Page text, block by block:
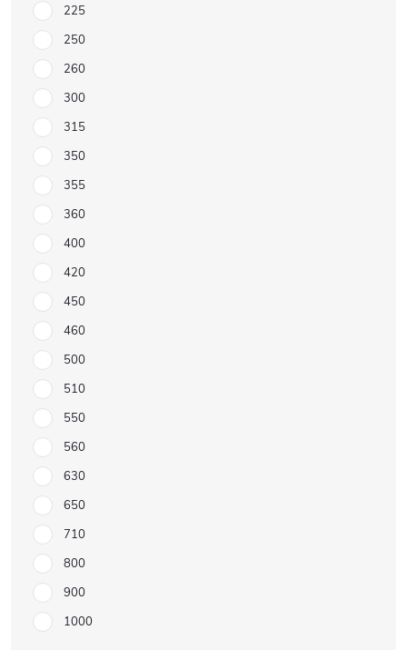
225
250
260
300
315
350
355
360
400
420
450
460
500
510
550
560
630
650
710
800
900
1000